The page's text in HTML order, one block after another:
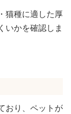
猫種に適した厚
いかを確認しま
おり、ペットが